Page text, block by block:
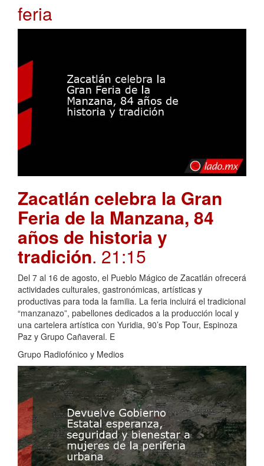
feria
Zacatlán celebra la Gran
Feria de la Manzana, 84
años de historia y
tradición. 21:15
Del 7 al 16 de agosto, el Pueblo Mágico de Zacatlán ofrecerá
actividades culturales, gastronómicas, artísticas y
productivas para toda la familia. La feria incluirá el tradicional
“manzanazo”, pabellones dedicados a la producción local y
una cartelera artística con Yuridia, 90’s Pop Tour, Espinoza
Paz y Grupo Cañaveral. E
Grupo Radiofónico y Medios